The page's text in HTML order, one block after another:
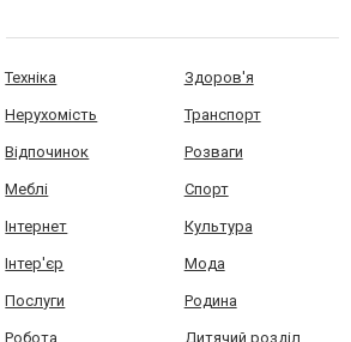
Техніка Здоров'я
Нерухомість Транспорт
Відпочинок Розваги
Меблі Спорт
Інтернет Культура
Інтер'єр Мода
Послуги Родина
Робота Дитячий розділ